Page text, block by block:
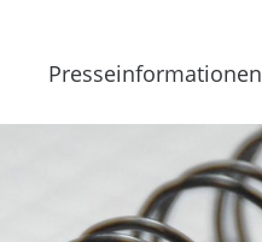
Presseinformationen